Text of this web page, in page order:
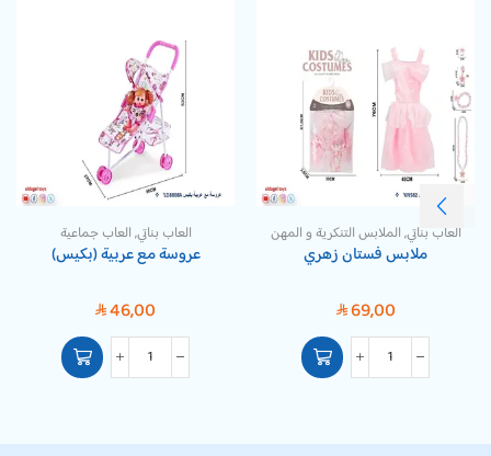
العاب بناتي,الملابس التنكرية و المهن
ملابس فستان زهري
SAR69,00
العاب بناتي,العاب جماعية
عروسة مع عربية (بكيس)
SAR46,00